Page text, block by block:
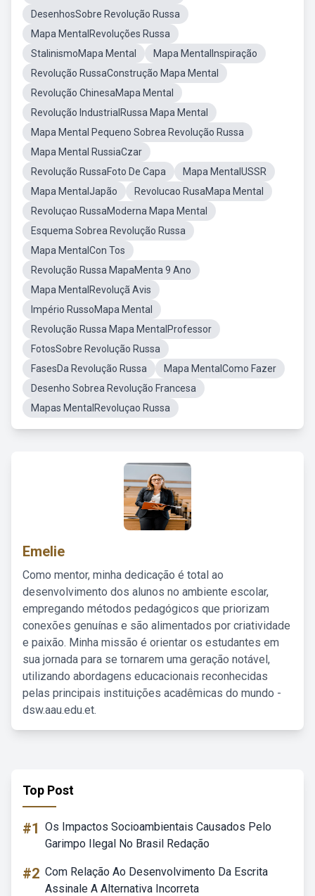
DesenhosSobre Revolução Russa
Mapa MentalRevoluções Russa
StalinismoMapa Mental
Mapa MentalInspiração
Revolução RussaConstrução Mapa Mental
Revolução ChinesaMapa Mental
Revolução IndustrialRussa Mapa Mental
Mapa Mental Pequeno Sobrea Revolução Russa
Mapa Mental RussiaCzar
Revolução RussaFoto De Capa
Mapa MentalUSSR
Mapa MentalJapão
Revolucao RusaMapa Mental
Revoluçao RussaModerna Mapa Mental
Esquema Sobrea Revolução Russa
Mapa MentalCon Tos
Revolução Russa MapaMenta 9 Ano
Mapa MentalRevoluçã Avis
Império RussoMapa Mental
Revolução Russa Mapa MentalProfessor
FotosSobre Revolução Russa
FasesDa Revolução Russa
Mapa MentalComo Fazer
Desenho Sobrea Revolução Francesa
Mapas MentalRevoluçao Russa
Emelie
Como mentor, minha dedicação é total ao
desenvolvimento dos alunos no ambiente escolar,
empregando métodos pedagógicos que priorizam
conexões genuínas e são alimentados por criatividade
e paixão. Minha missão é orientar os estudantes em
sua jornada para se tornarem uma geração notável,
utilizando abordagens educacionais reconhecidas
pelas principais instituições acadêmicas do mundo -
dsw.aau.edu.et.
Top Post
#1 Os Impactos Socioambientais Causados Pelo
Garimpo Ilegal No Brasil Redação
#2 Com Relação Ao Desenvolvimento Da Escrita
Assinale A Alternativa Incorreta